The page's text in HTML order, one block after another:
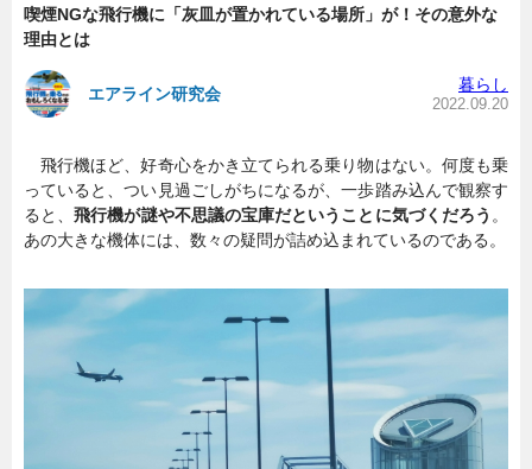
専門家インタビュー
副業 ニュース
エンタメ
連載一覧
喫煙NGな飛行機に「灰皿が置かれている場所」が！その意外な
理由とは
エアライン研究会 暮らし
2022.09.20
飛行機ほど、好奇心をかき立てられる乗り物はない。何度も乗
っていると、つい見過ごしがちになるが、一歩踏み込んで観察す
ると、飛行機が謎や不思議の宝庫だということに気づくだろう 。
あの大きな機体には、数々の疑問が詰め込まれているのである。